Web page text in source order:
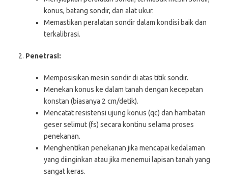
konus, batang sondir, dan alat ukur.
Memastikan peralatan sondir dalam kondisi baik dan
terkalibrasi.
Penetrasi:
Memposisikan mesin sondir di atas titik sondir.
Menekan konus ke dalam tanah dengan kecepatan
konstan (biasanya 2 cm/detik).
Mencatat resistensi ujung konus (qc) dan hambatan
geser selimut (fs) secara kontinu selama proses
penekanan.
Menghentikan penekanan jika mencapai kedalaman
yang diinginkan atau jika menemui lapisan tanah yang
sangat keras.